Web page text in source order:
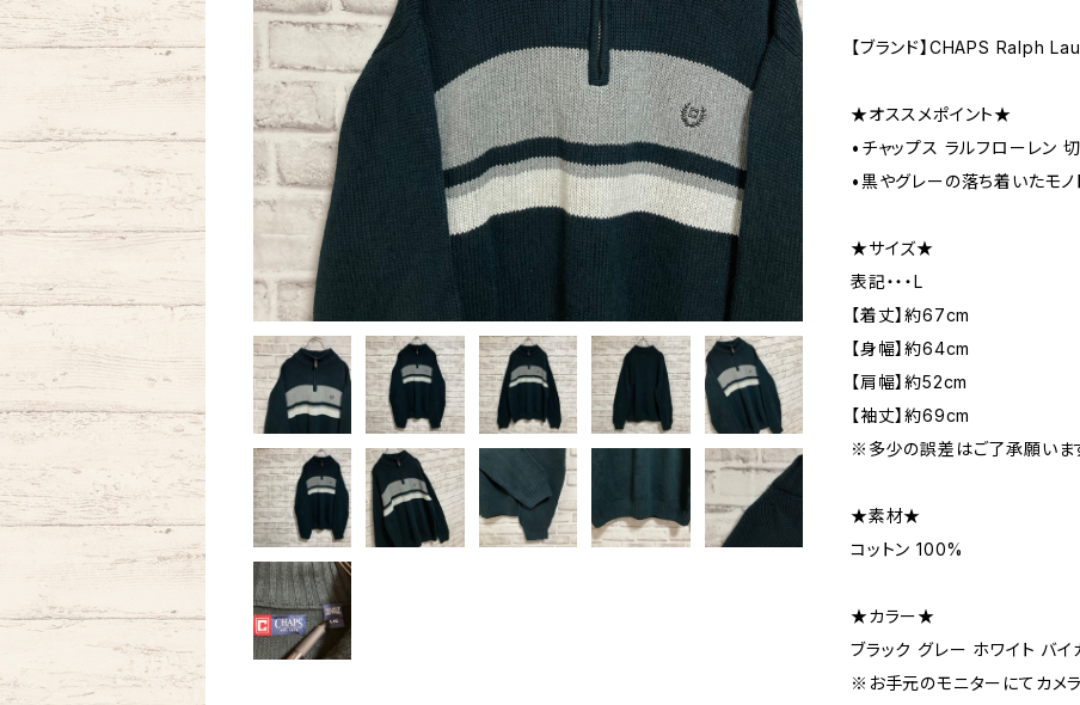
【ブランド】CHAPS Ralph
★オススメポイント★
•チャップス ラルフローレン
•黒やグレーの落ち着いたモ
★サイズ★
表記・・・L
【着丈】約67cm
【身幅】約64cm
【肩幅】約52cm
【袖丈】約69cm
※多少の誤差はご了承願いま
★素材★
コットン 100%
★カラー★
ブラック グレー ホワイト バ
※お手元のモニターにてカメ